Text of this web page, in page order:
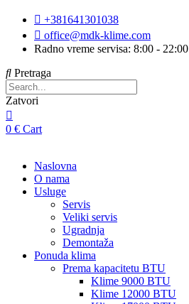
Skip
content
+381641301038
office@mdk-klime.com
Radno vreme servisa: 8:00 - 22:00
Pretraga
Zatvori
0 € Cart
Naslovna
O nama
Usluge
Servis
Veliki servis
Ugradnja
Demontaža
Ponuda klima
Prema kapacitetu BTU
Klime 9000 BTU
Klime 12000 BTU